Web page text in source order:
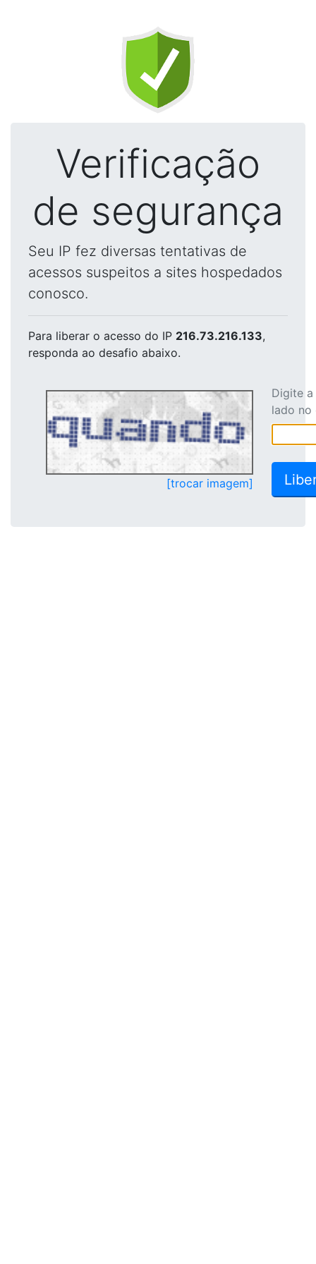
Verificação
de segurança
Seu IP fez diversas tentativas de
acessos suspeitos a sites hospedados
conosco.
Para liberar o acesso do IP 216.73.216.133,
responda ao desafio abaixo.
[trocar imagem]
Digite
lado no